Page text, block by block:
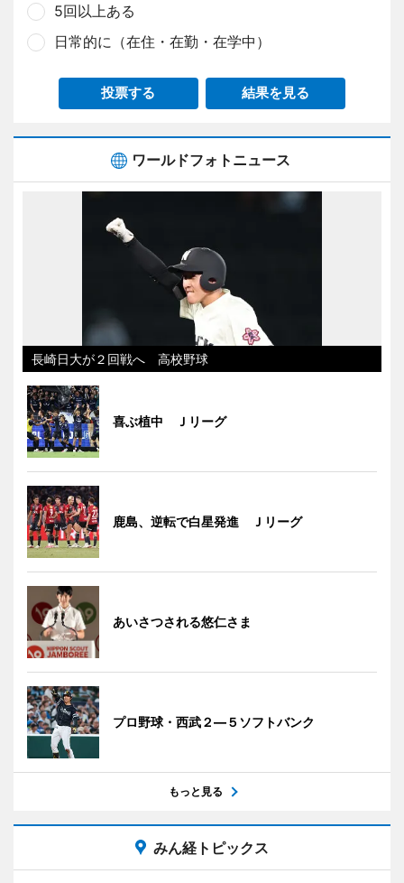
5回以上ある
日常的に（在住・在勤・在学中）
投票する 結果を見る
ワールドフォトニュース
長崎日大が２回戦へ 高校野球
喜ぶ植中 Ｊリーグ
鹿島、逆転で白星発進 Ｊリーグ
あいさつされる悠仁さま
プロ野球・西武２―５ソフトバンク
もっと見る
みん経トピックス